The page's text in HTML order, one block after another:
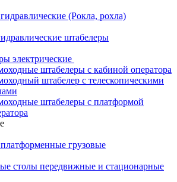
(Рокла, рохла)
штабелеры
электрические
штабелеры с кабиной оператора
штабелер с телескопическими
штабелеры с платформой
грузовые
столы передвижные и стационарные